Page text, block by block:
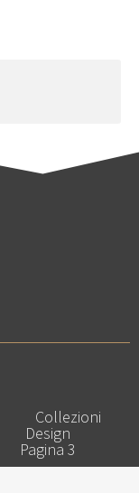
Collezioni
Design
Pagina 3